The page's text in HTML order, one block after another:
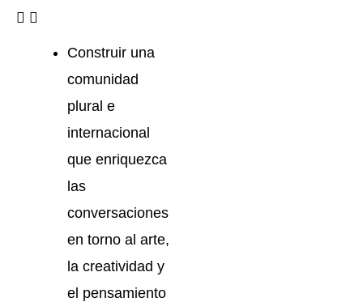
Construir una
comunidad
plural e
internacional
que enriquezca
las
conversaciones
en torno al arte,
la creatividad y
el pensamiento